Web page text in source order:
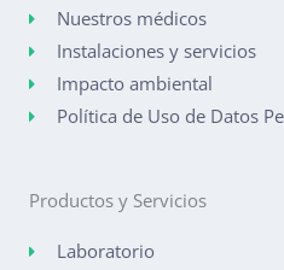
Nuestros médicos
Instalaciones y servicios
Impacto ambiental
Política de Uso de Datos
Productos y Servicios
Laboratorio